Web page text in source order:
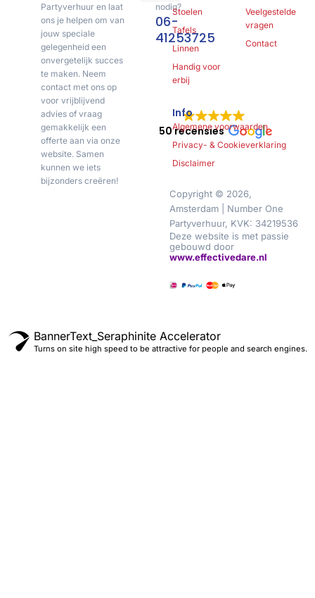
Partyverhuur en laat
ons je helpen om van
jouw speciale
gelegenheid een
onvergetelijk succes
te maken. Neem
contact met ons op
voor vrijblijvend
advies of vraag
gemakkelijk een
offerte aan via onze
website. Samen
kunnen we iets
bijzonders creëren!
nodig?
06-
41253725
50 recensies
Stoelen
Tafels
Linnen
Handig voor
erbij
Veelgestelde
vragen
Contact
Info
Algemene voorwaarden
Privacy- & Cookieverklaring
Disclaimer
Copyright © 2026,
Amsterdam | Number One
Partyverhuur, KVK: 34219536
Deze website is met passie
gebouwd door
www.effectivedare.nl
BannerText_Seraphinite Accelerator
Turns on site high speed to be attractive for people and search engines.